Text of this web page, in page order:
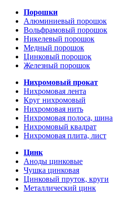
Порошки
Алюминиевый порошок
Вольфрамовый порошок
Никелевый порошок
Медный порошок
Цинковый порошок
Железный порошок
Нихромовый прокат
Нихромовая лента
Круг нихромовый
Нихромовая нить
Нихромовая полоса, шина
Нихромовый квадрат
Нихромовая плита, лист
Цинк
Аноды цинковые
Чушка цинковая
Цинковый пруток, круги
Металлический цинк